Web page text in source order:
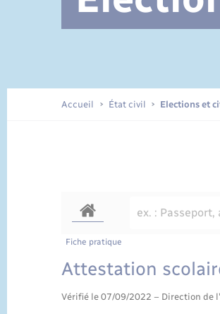
Documents d’identité
Accueil État civil Elections et
Fiche pratique
Attestation
Vérifié le 07/09/2022 – Direction de